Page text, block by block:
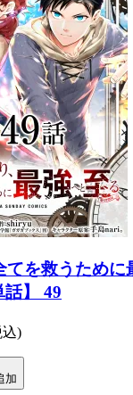
てを救うために
話】 49
込)
加